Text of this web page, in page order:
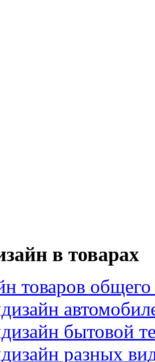
в товарах
товаров общего
бытовой
разных